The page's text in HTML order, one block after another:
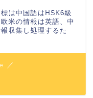
は中国語はHSK6級
米の情報は英語、中
収集し処理するた
／